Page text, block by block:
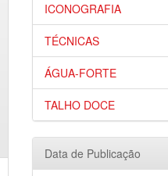
ICONOGRAFIA
TÉCNICAS
ÁGUA-FORTE
TALHO DOCE
Data de Publicação